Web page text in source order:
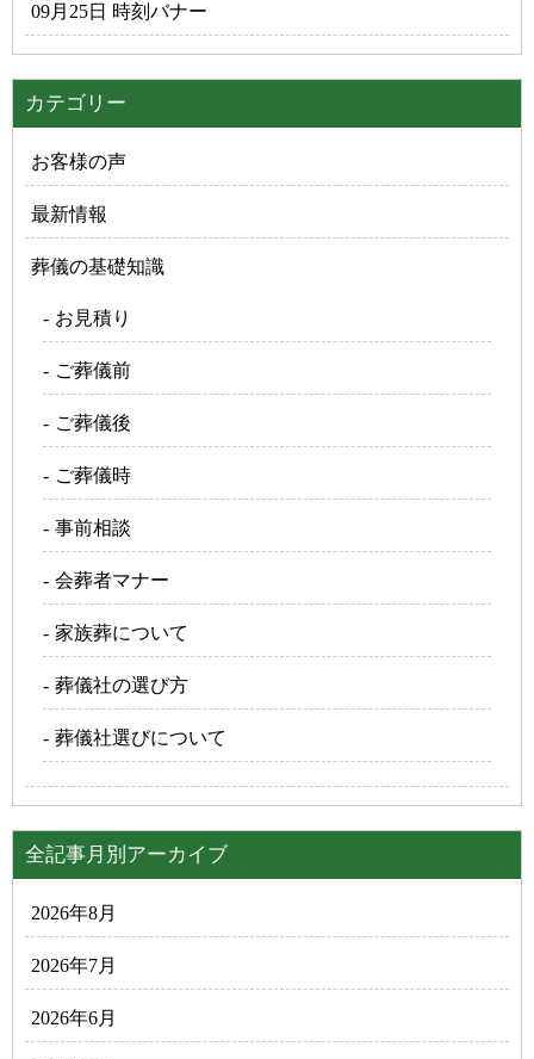
09月25日 時刻バナー
カテゴリー
お客様の声
最新情報
葬儀の基礎知識
お見積り
ご葬儀前
ご葬儀後
ご葬儀時
事前相談
会葬者マナー
家族葬について
葬儀社の選び方
葬儀社選びについて
全記事月別アーカイブ
2026年8月
2026年7月
2026年6月